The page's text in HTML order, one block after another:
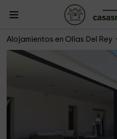
Alojamientos en Olias Del Rey